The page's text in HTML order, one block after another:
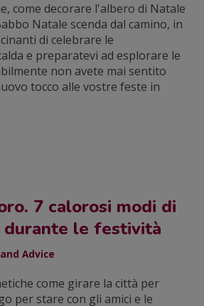
come decorare l'albero di Natale
Natale scenda dal camino, in
di celebrare le
e preparatevi ad esplorare le
non avete mai sentito
tocco alle vostre feste in
7 calorosi modi di
le festività
Advice
come girare la città per
per stare con gli amici e le